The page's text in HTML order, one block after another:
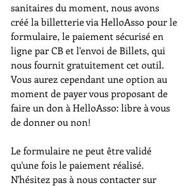
sanitaires du moment, nous avons
créé la billetterie via HelloAsso pour le
formulaire, le paiement sécurisé en
ligne par CB et l'envoi de Billets, qui
nous fournit gratuitement cet outil.
Vous aurez cependant une option au
moment de payer vous proposant de
faire un don à HelloAsso: libre à vous
de donner ou non!
Le formulaire ne peut être validé
qu'une fois le paiement réalisé.
N'hésitez pas à nous contacter sur